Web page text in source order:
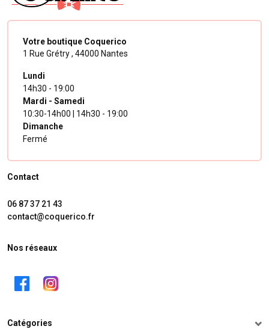
Votre boutique Coquerico
1 Rue Grétry , 44000 Nantes
Lundi
14h30 - 19:00
Mardi - Samedi
10:30-14h00 | 14h30 - 19:00
Dimanche
Fermé
Contact
06 87 37 21 43
contact@coquerico.fr
Nos réseaux
Catégories